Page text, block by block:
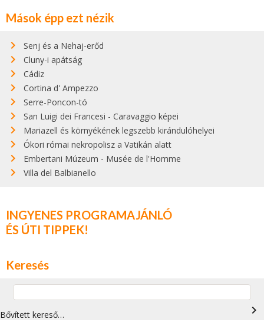
Mások épp ezt nézik
Senj és a Nehaj-erőd
Cluny-i apátság
Cádiz
Cortina d' Ampezzo
Serre-Poncon-tó
San Luigi dei Francesi - Caravaggio képei
Mariazell és környékének legszebb kirándulóhelyei
Ókori római nekropolisz a Vatikán alatt
Embertani Múzeum - Musée de l'Homme
Villa del Balbianello
INGYENES PROGRAMAJÁNLÓ
ÉS ÚTI TIPPEK!
Keresés
Bővített kereső… navigate_next